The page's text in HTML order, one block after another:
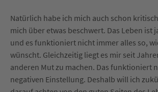
Natürlich habe ich mich auch schon
mich über etwas beschwert. Das Leben ist
und es funktioniert nicht immer alles so,
wünscht. Gleichzeitig liegt es mir seit
anderen Mut zu machen. Das funktioniert
negativen Einstellung. Deshalb will ich